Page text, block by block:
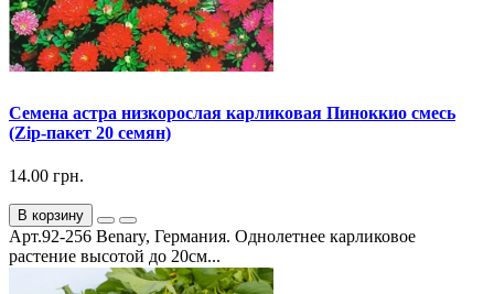
Семена астра низкорослая карликовая Пиноккио смесь
(Zip-пакет 20 семян)
14.00 грн.
В корзину
Арт.92-256 Benary, Германия. Однолетнее карликовое
растение высотой до 20см...